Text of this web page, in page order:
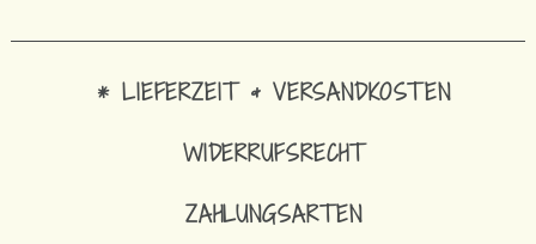
* LIEFERZEIT & VERSANDKOSTEN
WIDERRUFSRECHT
ZAHLUNGSARTEN